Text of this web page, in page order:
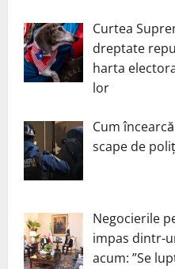
Curtea
dreptate
harta
lor
Cum
scape de
Negocierile
impas dintr-
acum: ”Se